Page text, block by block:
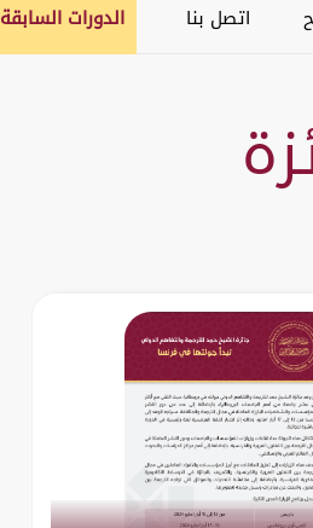
اتصل بنا الدورات السابقة